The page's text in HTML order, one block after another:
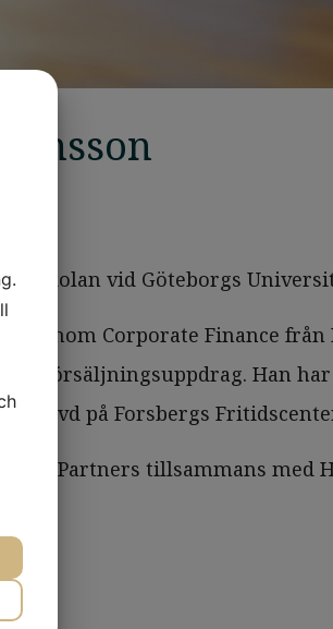
vid Göteborgs
inom Corporate Finance från
försäljningsuppdrag. Han
vd på Forsbergs
AHL Partners tillsammans med